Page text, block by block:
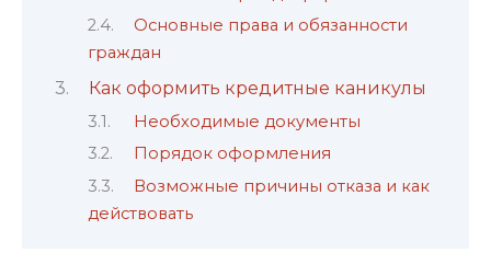
Основные права и обязанности
граждан
Как оформить кредитные каникулы
Необходимые документы
Порядок оформления
Возможные причины отказа и как
действовать